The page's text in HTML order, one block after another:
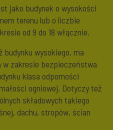
jako budynek o wysokości
terenu lub o liczbie
od 9 do 18 włącznie.
wysokiego, ma
w zakresie bezpieczeństwa
klasa odporności
ogniowej. Dotyczy też
składowych takiego
dachu, stropów, ścian